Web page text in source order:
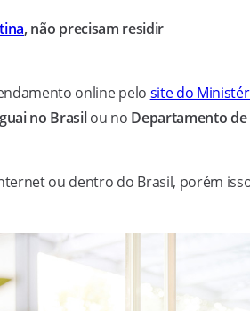
, não precisam residir
online pelo site do
no Brasilou no Departamento de
ou dentro do Brasil, porém